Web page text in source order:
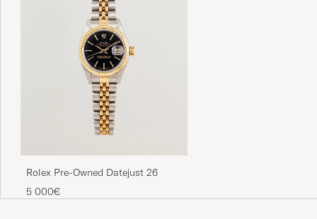
Rolex Pre-Owned Datejust 26
5 000€